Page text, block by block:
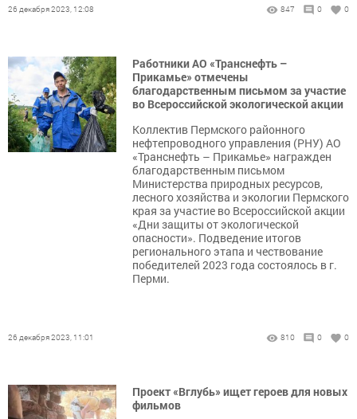
26 декабря 2023, 12:08 847 0 0
Работники АО «Транснефть –
Прикамье» отмечены
благодарственным письмом за участие
во Всероссийской экологической акции
Коллектив Пермского районного
нефтепроводного управления (РНУ) АО
«Транснефть – Прикамье» награжден
благодарственным письмом
Министерства природных ресурсов,
лесного хозяйства и экологии Пермского
края за участие во Всероссийской акции
«Дни защиты от экологической
опасности». Подведение итогов
регионального этапа и чествование
победителей 2023 года состоялось в г.
Перми.
26 декабря 2023, 11:01 810 0 0
Проект «Вглубь» ищет героев для новых
фильмов